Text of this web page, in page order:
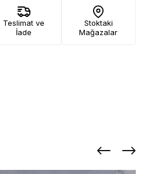
Teslimat ve
İade
Stoktaki
Mağazalar